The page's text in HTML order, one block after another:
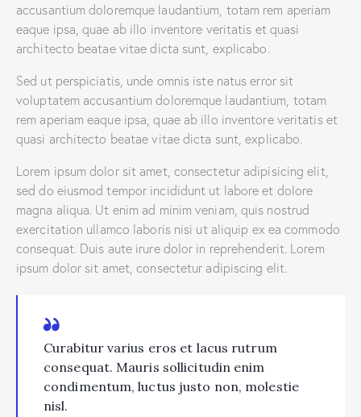
accusantium doloremque laudantium, totam rem aperiam
eaque ipsa, quae ab illo inventore veritatis et quasi
architecto beatae vitae dicta sunt, explicabo.
Sed ut perspiciatis, unde omnis iste natus error sit
voluptatem accusantium doloremque laudantium, totam
rem aperiam eaque ipsa, quae ab illo inventore veritatis et
quasi architecto beatae vitae dicta sunt, explicabo.
Lorem ipsum dolor sit amet, consectetur adipisicing elit,
sed do eiusmod tempor incididunt ut labore et dolore
magna aliqua. Ut enim ad minim veniam, quis nostrud
exercitation ullamco laboris nisi ut aliquip ex ea commodo
consequat. Duis aute irure dolor in reprehenderit. Lorem
ipsum dolor sit amet, consectetur adipiscing elit.
Curabitur varius eros et lacus rutrum
consequat. Mauris sollicitudin enim
condimentum, luctus justo non, molestie
nisl.